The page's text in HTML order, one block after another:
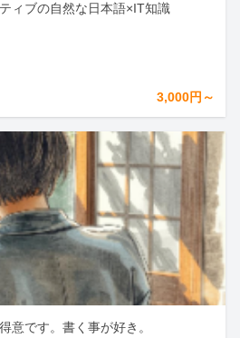
ィブの自然な日本語×IT知識
3,000円～
意です。書く事が好き。